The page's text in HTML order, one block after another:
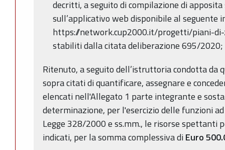
decritti, a seguito di compilazione di
sull’applicativo web disponibile al seguente
https://network.cup2000.it/progetti/piani-
stabiliti dalla citata deliberazione 695/2020;
Ritenuto, a seguito dell’istruttoria condotta da
sopra citati di quantificare, assegnare e
elencati nell'Allegato 1 parte integrante e
determinazione, per l'esercizio delle funzioni
Legge 328/2000 e ss.mm., le risorse spettanti
indicati, per la somma complessiva diEuro